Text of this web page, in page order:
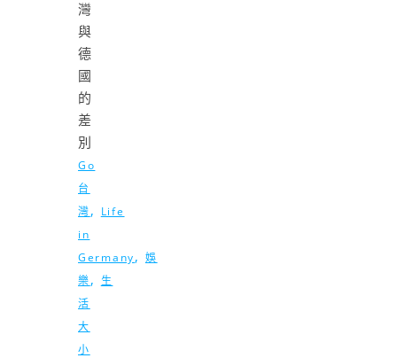
Go
台
灣, Life
in
Germany, 娛
樂, 生
活
大
小